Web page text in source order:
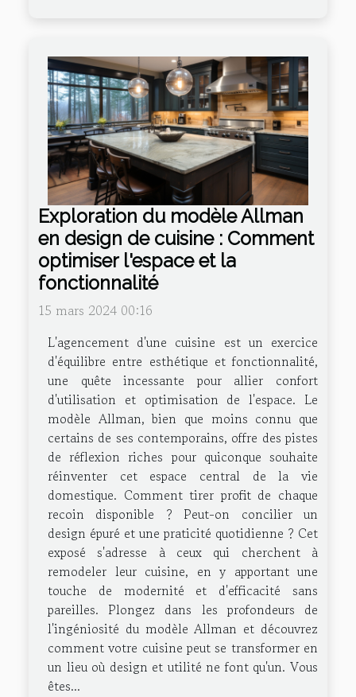
Exploration du modèle Allman
en design de cuisine : Comment
optimiser l'espace et la
fonctionnalité
15 mars 2024 00:16
L'agencement d'une cuisine est un exercice
d'équilibre entre esthétique et fonctionnalité,
une quête incessante pour allier confort
d'utilisation et optimisation de l'espace. Le
modèle Allman, bien que moins connu que
certains de ses contemporains, offre des pistes
de réflexion riches pour quiconque souhaite
réinventer cet espace central de la vie
domestique. Comment tirer profit de chaque
recoin disponible ? Peut-on concilier un
design épuré et une praticité quotidienne ? Cet
exposé s'adresse à ceux qui cherchent à
remodeler leur cuisine, en y apportant une
touche de modernité et d'efficacité sans
pareilles. Plongez dans les profondeurs de
l'ingéniosité du modèle Allman et découvrez
comment votre cuisine peut se transformer en
un lieu où design et utilité ne font qu'un. Vous
êtes...